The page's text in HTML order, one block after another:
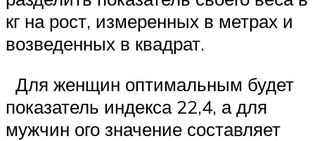
кг на рост, измеренных в метрах и
возведенных в квадрат.
Для женщин оптимальным будет
показатель индекса 22,4, а для
мужчин ого значение составляет